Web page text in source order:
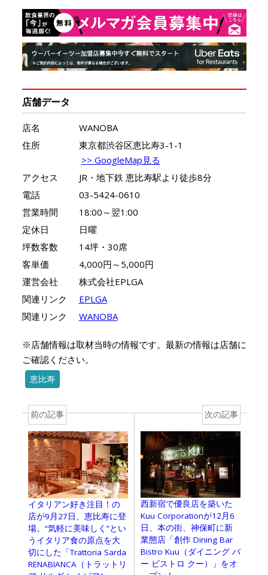
店舗データ
店名
WANOBA
住所
東京都渋谷区恵比寿3-1-1
>> GoogleMap見る
アクセス
JR・地下鉄 恵比寿駅より徒歩8分
電話
03-5424-0610
営業時間
18:00～翌1:00
定休日
日曜
坪数客数
14坪・30席
客単価
4,000円～5,000円
運営会社
株式会社EPLGA
関連リンク
EPLGA
関連リンク
WANOBA
※店舗情報は取材当時の情報です。最新の情報は店舗に
ご確認ください。
恵比寿
前の記事
イタリアン好き注目！の
店が9月27日、恵比寿に登
場。“気軽に美味しく”とい
うイタリア食の原点を大
切にした「Trattoria Sarda
RENABIANCA（トラットリ
次の記事
西新宿で優良店を築いた
Kuu Corporationが12月6
日、本の街、神保町に新
業態店「創作 Dining Bar
Bistro Kuu（ダイニング バ
ー ビストロ クー）」をオ